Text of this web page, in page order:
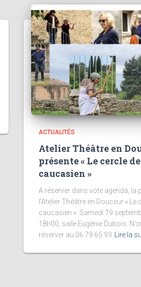
ACTUALITÉS
Atelier Théâtre en
présente « Le cercle
caucasien »
A réserver dans vote agenda, la
l’Atelier Théâtre en Douceur « Le
caucasien ». Samedi 19
18h00, salle Eugénie Dubois.
réserver au 06 79 65 93
Lire la